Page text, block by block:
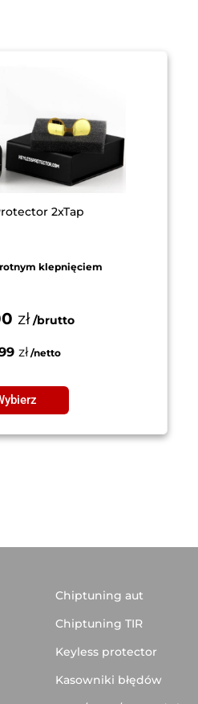
2xTap
klepnięciem
zł
zł
Chiptuning aut
Chiptuning TIR
Keyless protector
Kasowniki błędów